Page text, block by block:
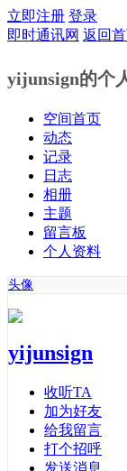
立即注册 登录
即时通讯网 返回
yijunsign的个
空间首页
动态
记录
日志
相册
主题
留言板
个人资料
头像
yijunsign
收听TA
加为好友
给我留言
打个招呼
发送消息